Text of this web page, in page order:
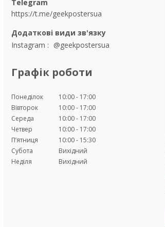
https://t.me/geekpostersua
Instagram @geekpostersua
Графік роботи
Понеділок 10:00
17:00
Вівторок
10:00
17:00
Середа
10:00
17:00
Четвер
10:00
17:00
Пʼятниця
10:00
15:30
Субота
Вихідний
Неділя
Вихідний